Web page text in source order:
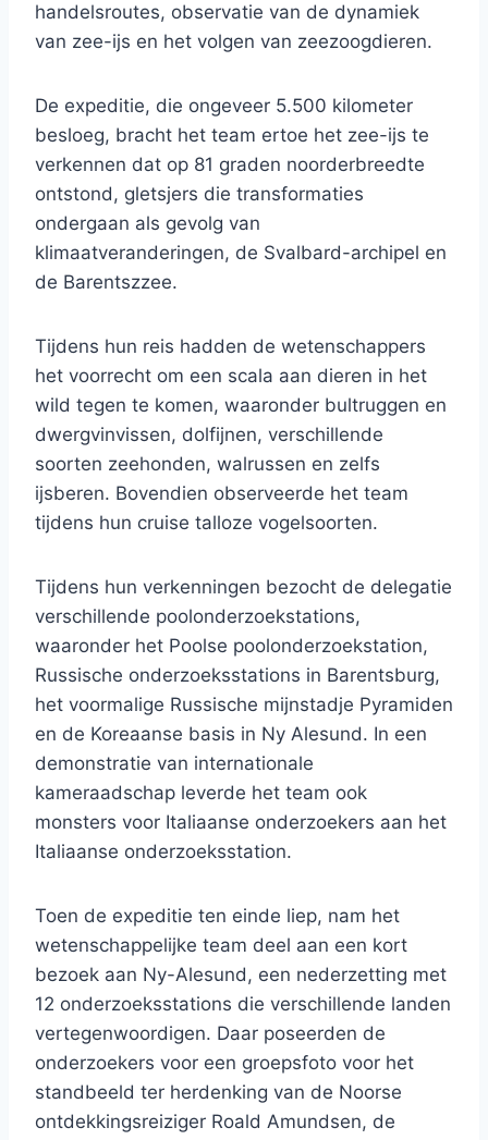
handelsroutes, observatie van de dynamiek
van zee-ijs en het volgen van zeezoogdieren.
De expeditie, die ongeveer 5.500 kilometer
besloeg, bracht het team ertoe het zee-ijs te
verkennen dat op 81 graden noorderbreedte
ontstond, gletsjers die transformaties
ondergaan als gevolg van
klimaatveranderingen, de Svalbard-archipel en
de Barentszzee.
Tijdens hun reis hadden de wetenschappers
het voorrecht om een ​​scala aan dieren in het
wild tegen te komen, waaronder bultruggen en
dwergvinvissen, dolfijnen, verschillende
soorten zeehonden, walrussen en zelfs
ijsberen. Bovendien observeerde het team
tijdens hun cruise talloze vogelsoorten.
Tijdens hun verkenningen bezocht de delegatie
verschillende poolonderzoekstations,
waaronder het Poolse poolonderzoekstation,
Russische onderzoeksstations in Barentsburg,
het voormalige Russische mijnstadje Pyramiden
en de Koreaanse basis in Ny Alesund. In een
demonstratie van internationale
kameraadschap leverde het team ook
monsters voor Italiaanse onderzoekers aan het
Italiaanse onderzoeksstation.
Toen de expeditie ten einde liep, nam het
wetenschappelijke team deel aan een kort
bezoek aan Ny-Alesund, een nederzetting met
12 onderzoeksstations die verschillende landen
vertegenwoordigen. Daar poseerden de
onderzoekers voor een groepsfoto voor het
standbeeld ter herdenking van de Noorse
ontdekkingsreiziger Roald Amundsen, de